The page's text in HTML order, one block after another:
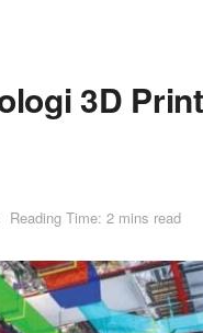
3D
Reading Time: 2 mins read